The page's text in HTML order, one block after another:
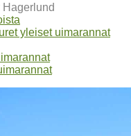
Hagerlund
yleiset uimarannat